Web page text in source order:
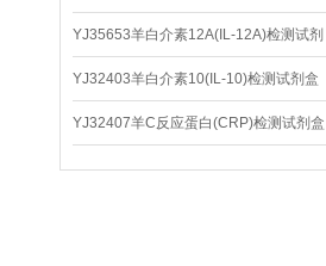
盒
YJ35653羊白介素12A(IL-12A)检测试剂
盒
YJ32403羊白介素10(IL-10)检测试剂盒
YJ32407羊C反应蛋白(CRP)检测试剂盒